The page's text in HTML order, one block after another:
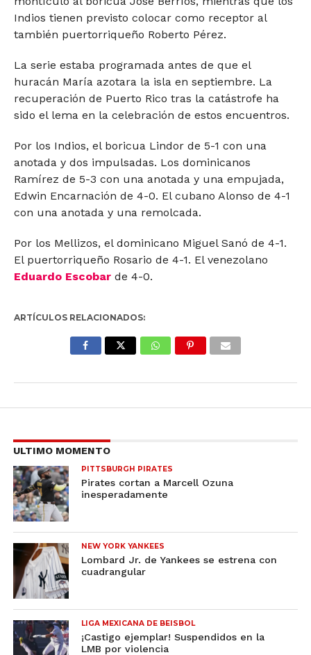
Indios tienen previsto colocar como receptor al
también puertorriqueño Roberto Pérez.
La serie estaba programada antes de que el
huracán María azotara la isla en septiembre. La
recuperación de Puerto Rico tras la catástrofe ha
sido el lema en la celebración de estos encuentros.
Por los Indios, el boricua Lindor de 5-1 con una
anotada y dos impulsadas. Los dominicanos
Ramírez de 5-3 con una anotada y una empujada,
Edwin Encarnación de 4-0. El cubano Alonso de 4-1
con una anotada y una remolcada.
Por los Mellizos, el dominicano Miguel Sanó de 4-1.
El puertorriqueño Rosario de 4-1. El venezolano
Eduardo Escobarde 4-0.
ARTÍCULOS RELACIONADOS:
ULTIMO MOMENTO
PITTSBURGH PIRATES
Pirates cortan a Marcell Ozuna
inesperadamente
NEW YORK YANKEES
Lombard Jr. de Yankees se estrena con
cuadrangular
LIGA MEXICANA DE BEISBOL
¡Castigo ejemplar! Suspendidos en la
LMB por violencia